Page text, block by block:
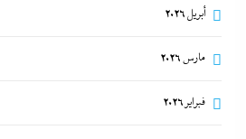
أبريل 2026
مارس 2026
فبراير 2026